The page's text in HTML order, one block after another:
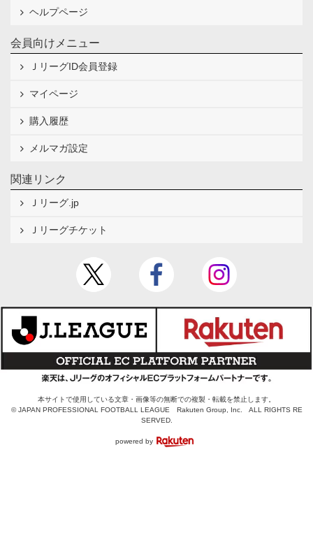
ヘルプページ
会員向けメニュー
ＪリーグID会員登録
マイページ
購入履歴
メルマガ設定
関連リンク
Ｊリーグ.jp
Ｊリーグチケット
本サイトで使用している文章・画像等の無断での複製・転載を禁止します。
© JAPAN PROFESSIONAL FOOTBALL LEAGUE Rakuten Group, Inc. ALL RIGHTS RE
SERVED.
powered by